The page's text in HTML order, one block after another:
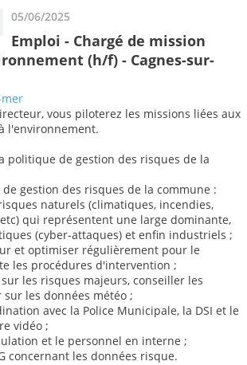
05/06/2025
Emploi - Chargé de mission
(h/f) - Cagnes-sur-
vous piloterez les missions liées aux
l'environnement.
politique de gestion des risques de la
gestion des risques de la commune :
naturels (climatiques, incendies,
qui représentent une large dominante,
(cyber-attaques) et enfin industriels ;
et optimiser régulièrement pour le
les procédures d'intervention ;
les risques majeurs, conseiller les
les données météo ;
avec la Police Municipale, la DSI et le
vidéo ;
et le personnel en interne ;
concernant les données risque.